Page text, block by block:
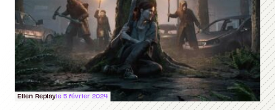
Ellen Replayle 5 février 2024